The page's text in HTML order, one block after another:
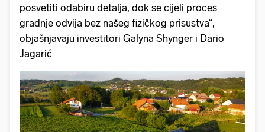
posvetiti odabiru detalja, dok se cijeli proces
gradnje odvija bez našeg fizičkog prisustva“,
objašnjavaju investitori Galyna Shynger i Dario
Jagarić